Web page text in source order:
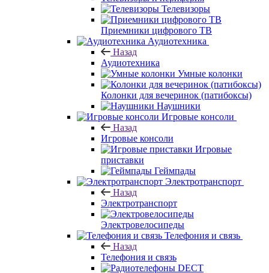
Телевизоры
Приемники цифрового ТВ
Аудиотехника
Назад
Аудиотехника
Умные колонки
Колонки для вечеринок (патибоксы)
Наушники
Игровые консоли
Назад
Игровые консоли
Игровые
приставки
Геймпады
Электротранспорт
Назад
Электротранспорт
Электровелосипеды
Телефония и связь
Назад
Телефония и связь